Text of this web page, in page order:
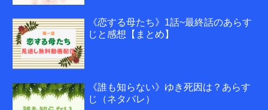
《恋する母たち》1話~最終話のあらす
じと感想【まとめ】
《誰も知らない》ゆき死因は？あらす
じ（ネタバレ）